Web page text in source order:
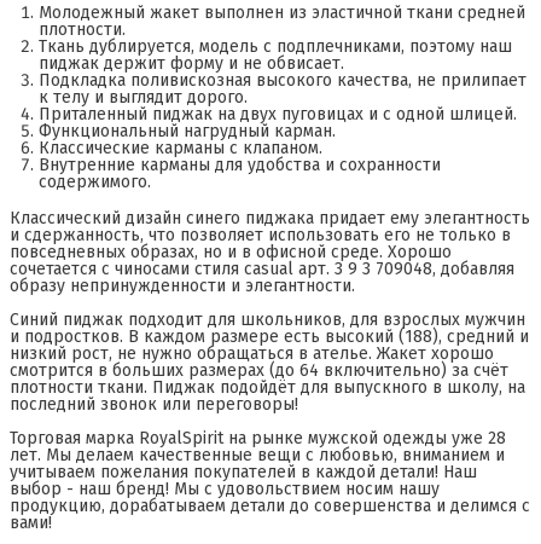
Молодежный жакет выполнен из эластичной ткани средней
плотности.
Ткань дублируется, модель с подплечниками, поэтому наш
пиджак держит форму и не обвисает.
Подкладка поливискозная высокого качества, не прилипает
к телу и выглядит дорого.
Приталенный пиджак на двух пуговицах и с одной шлицей.
Функциональный нагрудный карман.
Классические карманы с клапаном.
Внутренние карманы для удобства и сохранности
содержимого.
Классический дизайн синего пиджака придает ему элегантность
и сдержанность, что позволяет использовать его не только в
повседневных образах, но и в офисной среде. Хорошо
сочетается с чиносами стиля casual арт. 3 9 3 709048, добавляя
образу непринужденности и элегантности.
Синий пиджак подходит для школьников, для взрослых мужчин
и подростков. В каждом размере есть высокий (188), средний и
низкий рост, не нужно обращаться в ателье. Жакет хорошо
смотрится в больших размерах (до 64 включительно) за счёт
плотности ткани. Пиджак подойдёт для выпускного в школу, на
последний звонок или переговоры!
Торговая марка RoyalSpirit на рынке мужской одежды уже 28
лет. Мы делаем качественные вещи с любовью, вниманием и
учитываем пожелания покупателей в каждой детали! Наш
выбор - наш бренд! Мы с удовольствием носим нашу
продукцию, дорабатываем детали до совершенства и делимся с
вами!